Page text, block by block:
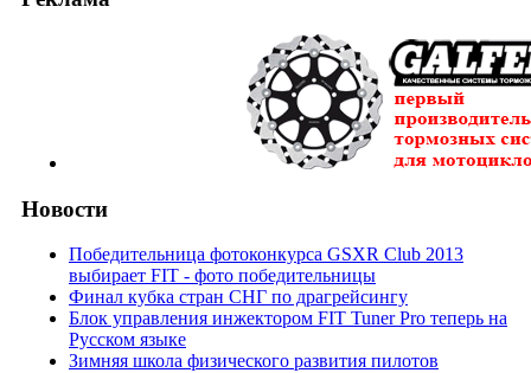
Новости
Победительница фотоконкурса GSXR Club 2013
выбирает FIT - фото победительницы
Финал кубка стран СНГ по драгрейсингу
Блок управления инжектором FIT Tuner Pro теперь на
Русском языке
Зимняя школа физического развития пилотов